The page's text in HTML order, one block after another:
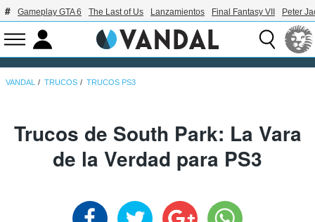
Gameplay GTA 6 The Last of Us Lanzamientos Final Fantasy VII Peter
VANDAL TRUCOS TRUCOS PS3
Trucos de South Park: La Vara
de la Verdad para PS3